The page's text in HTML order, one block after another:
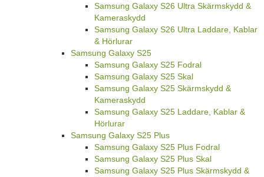
Samsung Galaxy S26 Ultra Skärmskydd &
Kameraskydd
Samsung Galaxy S26 Ultra Laddare, Kablar
& Hörlurar
Samsung Galaxy S25
Samsung Galaxy S25 Fodral
Samsung Galaxy S25 Skal
Samsung Galaxy S25 Skärmskydd &
Kameraskydd
Samsung Galaxy S25 Laddare, Kablar &
Hörlurar
Samsung Galaxy S25 Plus
Samsung Galaxy S25 Plus Fodral
Samsung Galaxy S25 Plus Skal
Samsung Galaxy S25 Plus Skärmskydd &